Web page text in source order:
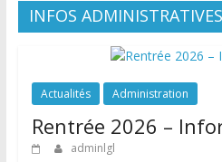
INFOS ADMINISTRATIVES
Actualités Administration
Rentrée 2026 –
adminlgl